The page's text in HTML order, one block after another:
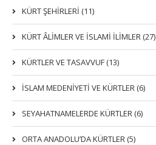
KÜRT ŞEHİRLERİ (11)
KÜRT ÂLİMLER VE İSLAMİ İLİMLER (27)
KÜRTLER VE TASAVVUF (13)
İSLAM MEDENİYETİ VE KÜRTLER (6)
SEYAHATNAMELERDE KÜRTLER (6)
ORTA ANADOLU’DA KÜRTLER (5)